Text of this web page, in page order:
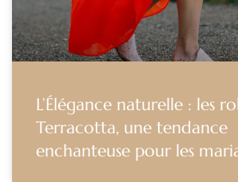
L’Élégance naturelle : les
Terracotta, une tendance
enchanteuse pour les